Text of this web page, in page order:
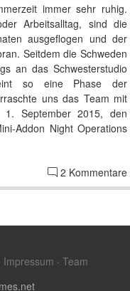
immer sehr ruhig.
Arbeitsalltag, sind die
ausgeflogen und der
Seitdem die Schweden
an das Schwesterstudio
so eine Phase der
uns das Team mit
September 2015, den
Addon Night Operations
2 Kommentare
Impressum · Team